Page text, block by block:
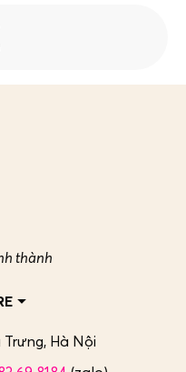
thành
Trưng, Hà Nội